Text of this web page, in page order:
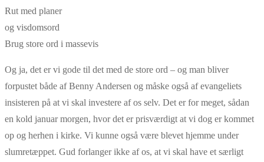
Rut med planer
og visdomsord
Brug store ord i massevis
Og ja, det er vi gode til det med de store ord – og man bliver
forpustet både af Benny Andersen og måske også af evangeliets
insisteren på at vi skal investere af os selv. Det er for meget, sådan
en kold januar morgen, hvor det er prisværdigt at vi dog er kommet
op og herhen i kirke. Vi kunne også være blevet hjemme under
slumretæppet. Gud forlanger ikke af os, at vi skal have et særligt